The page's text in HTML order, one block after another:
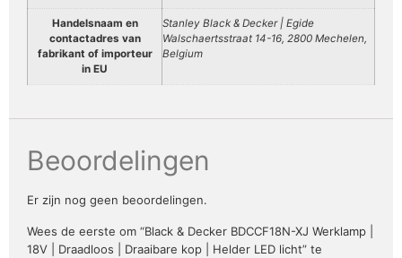
Handelsnaam en
contactadres van
fabrikant of importeur
in EU
Stanley Black & Decker | Egide
Walschaertsstraat 14-16, 2800 Mechelen,
Belgium
Beoordelingen
Er zijn nog geen beoordelingen.
Wees de eerste om “Black & Decker BDCCF18N-XJ Werklamp |
18V | Draadloos | Draaibare kop | Helder LED licht” te